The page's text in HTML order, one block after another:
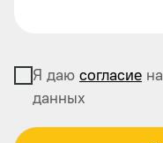
Я даю согласие
данных